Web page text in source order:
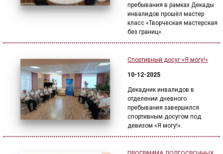
пребывания в рамках Декады
инвалидов прошёл мастер
класс «Творческая мастерская
без границ».
Спортивный досуг «Я могу!»
10-12-2025
Декадник инвалидов в
отделении дневного
пребывания завершился
спортивным досугом под
девизом «Я могу!».